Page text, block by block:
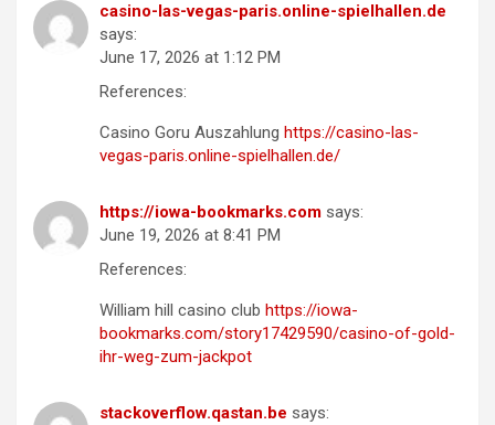
casino-las-vegas-paris.online-spielhallen.de
says:
June 17, 2026 at 1:12 PM
References:
Casino Goru Auszahlung https://casino-las-
vegas-paris.online-spielhallen.de/
https://iowa-bookmarks.com says:
June 19, 2026 at 8:41 PM
References:
William hill casino club https://iowa-
bookmarks.com/story17429590/casino-of-gold-
ihr-weg-zum-jackpot
stackoverflow.qastan.be says: